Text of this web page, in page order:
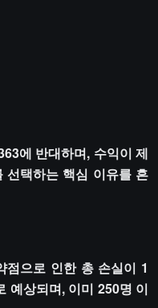
에 반대하며, 수익이 제
선택하는 핵심 이유를 흔
으로 인한 총 손실이 1
예상되며, 이미 250명 이